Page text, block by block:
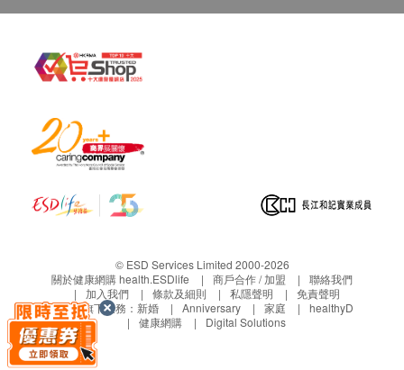
正本，並於送貨後3個工作天內按下列方式聯絡屈
電郵: ww_cgiorder@aswatson.com
查詢熱線: 2660 6633
© ESD Services Limited 2000-2026
關於健康網購 health.ESDlife
商戶合作 / 加盟
聯絡我們
加入我們
條款及細則 私隱聲明
免責聲明
生活易旗下業務： 新婚 Anniversary 家庭
healthyD
健康網購
Digital Solutions